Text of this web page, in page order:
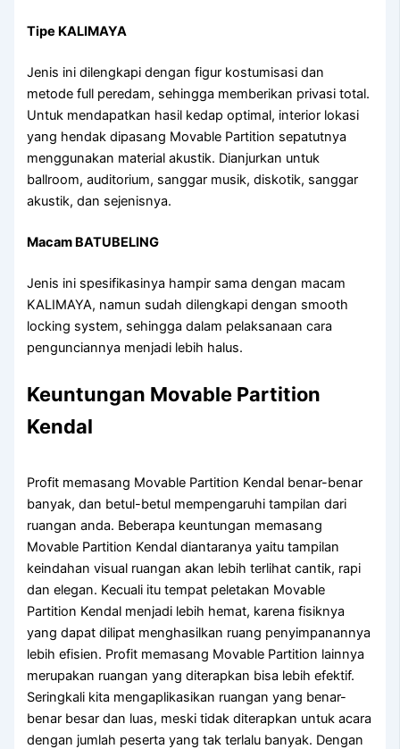
Tipe KALIMAYA
Jenis ini dilengkapi dengan figur kostumisasi dan
metode full peredam, sehingga memberikan privasi total.
Untuk mendapatkan hasil kedap optimal, interior lokasi
yang hendak dipasang Movable Partition sepatutnya
menggunakan material akustik. Dianjurkan untuk
ballroom, auditorium, sanggar musik, diskotik, sanggar
akustik, dan sejenisnya.
Macam BATUBELING
Jenis ini spesifikasinya hampir sama dengan macam
KALIMAYA, namun sudah dilengkapi dengan smooth
locking system, sehingga dalam pelaksanaan cara
pengunciannya menjadi lebih halus.
Keuntungan Movable Partition
Kendal
Profit memasang Movable Partition Kendal benar-benar
banyak, dan betul-betul mempengaruhi tampilan dari
ruangan anda. Beberapa keuntungan memasang
Movable Partition Kendal diantaranya yaitu tampilan
keindahan visual ruangan akan lebih terlihat cantik, rapi
dan elegan. Kecuali itu tempat peletakan Movable
Partition Kendal menjadi lebih hemat, karena fisiknya
yang dapat dilipat menghasilkan ruang penyimpanannya
lebih efisien. Profit memasang Movable Partition lainnya
merupakan ruangan yang diterapkan bisa lebih efektif.
Seringkali kita mengaplikasikan ruangan yang benar-
benar besar dan luas, meski tidak diterapkan untuk acara
dengan jumlah peserta yang tak terlalu banyak. Dengan